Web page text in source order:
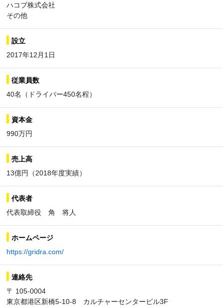
ハコブ株式会社
その他
設立
2017年12月1日
従業員数
40名（ドライバー450名程）
資本金
990万円
売上高
13億円（2018年度実績）
代表者
代表取締役 角 将人
ホームページ
https://gridra.com/
連絡先
〒 105-0004
東京都港区新橋5-10-8 カルチャーセンタービル3F